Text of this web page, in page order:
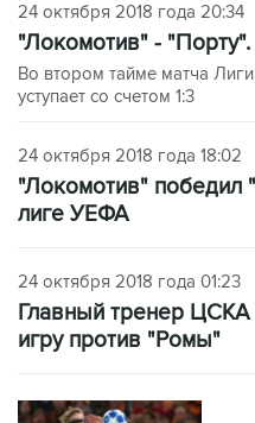
24 октября 2018 года 20:34
"Локомотив" -
Во втором тайме матча
уступает со счетом 1:3
24 октября 2018 года 18:02
"Локомотив"
лиге УЕФА
24 октября 2018 года 01:23
Главный тренер
игру против "Ромы"